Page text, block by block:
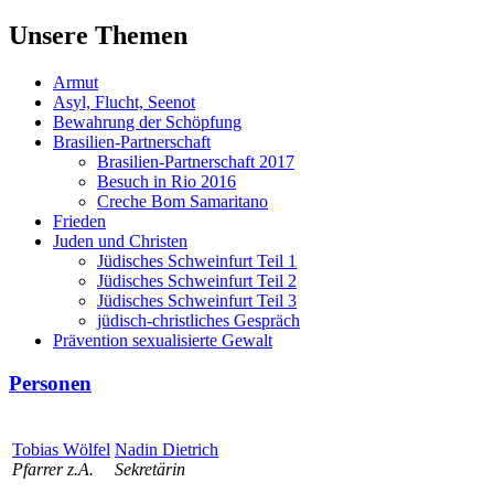
Unsere Themen
Armut
Asyl, Flucht, Seenot
Bewahrung der Schöpfung
Brasilien-Partnerschaft
Brasilien-Partnerschaft 2017
Besuch in Rio 2016
Creche Bom Samaritano
Frieden
Juden und Christen
Jüdisches Schweinfurt Teil 1
Jüdisches Schweinfurt Teil 2
Jüdisches Schweinfurt Teil 3
jüdisch-christliches Gespräch
Prävention sexualisierte Gewalt
Personen
Tobias Wölfel
Pfarrer z.A.
Nadin Dietrich
Sekretärin